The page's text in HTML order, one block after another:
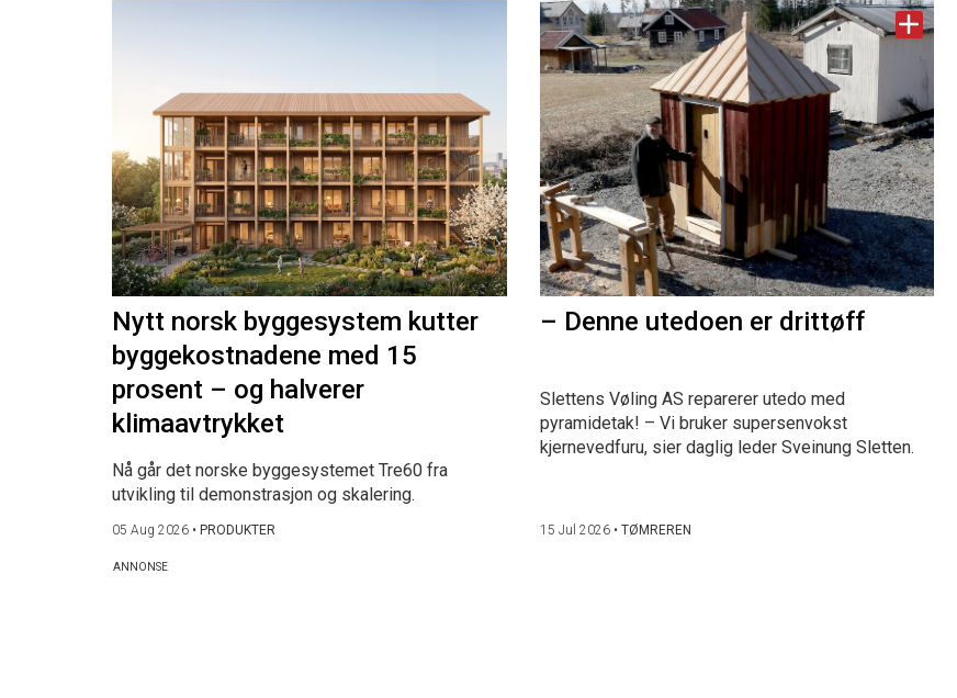
Nytt norsk byggesystem kutter
byggekostnadene med 15
prosent – og halverer
klimaavtrykket
Nå går det norske byggesystemet Tre60 fra
utvikling til demonstrasjon og skalering.
05 Aug 2026 • PRODUKTER
– Denne utedoen er drittøff
Slettens Vøling AS reparerer utedo med
pyramidetak! – Vi bruker supersenvokst
kjernevedfuru, sier daglig leder Sveinung Sletten.
15 Jul 2026• TØMREREN